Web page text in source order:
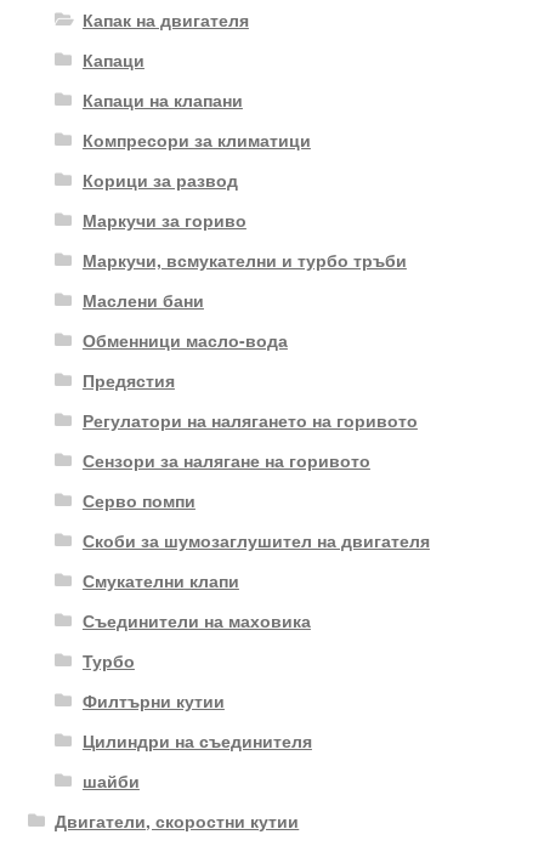
Капак на двигателя
Капаци
Капаци на клапани
Компресори за климатици
Корици за развод
Маркучи за гориво
Маркучи, всмукателни и турбо тръби
Маслени бани
Обменници масло-вода
Предястия
Регулатори на налягането на горивото
Сензори за налягане на горивото
Серво помпи
Скоби за шумозаглушител на двигателя
Смукателни клапи
Съединители на маховика
Турбо
Филтърни кутии
Цилиндри на съединителя
шайби
Двигатели, скоростни кутии